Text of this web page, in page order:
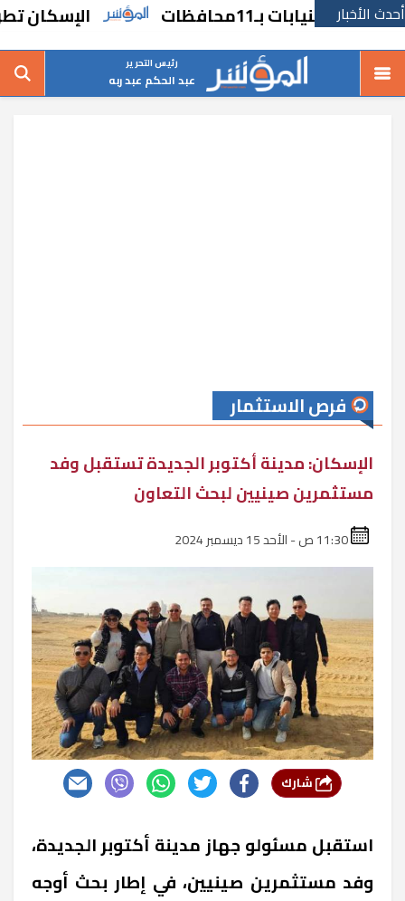
أحدث الأخبار الإسكان تطرح
رئيس التحرير
عبد الحكم عبد ربه
فرص الاستثمار
الإسكان: مدينة أكتوبر الجديدة تستقبل وفد
مستثمرين صينيين لبحث التعاون
استقبل مسئولو جهاز مدينة أكتوبر الجديدة،
وفد مستثمرين صينيين، في إطار بحث أوجه